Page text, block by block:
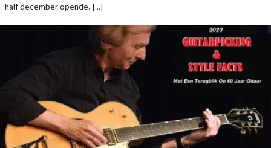
half december opende. [...]